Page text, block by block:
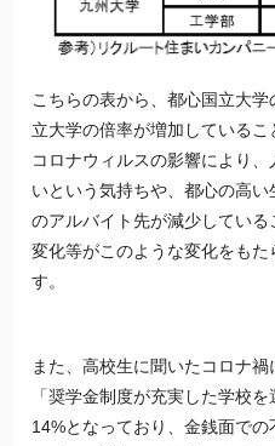
こちらの表から、都心国立大
立大学の倍率が増加しているこ
コロナウィルスの影響により
いという気持ちや、都心の高
のアルバイト先が減少してい
変化等がこのような変化をも
す。
また、高校生に聞いたコロナ
「奨学金制度が充実した学校
14%となっており、金銭面で